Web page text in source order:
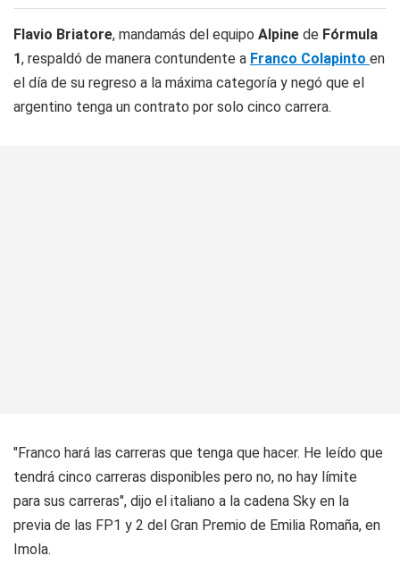
Flavio Briatore, mandamás del equipo Alpine de Fórmula
1, respaldó de manera contundente a Franco Colapinto en
el día de su regreso a la máxima categoría y negó que el
argentino tenga un contrato por solo cinco carrera.
"Franco hará las carreras que tenga que hacer. He leído que
tendrá cinco carreras disponibles pero no, no hay límite
para sus carreras", dijo el italiano a la cadena Sky en la
previa de las FP1 y 2 del Gran Premio de Emilia Romaña, en
Imola.